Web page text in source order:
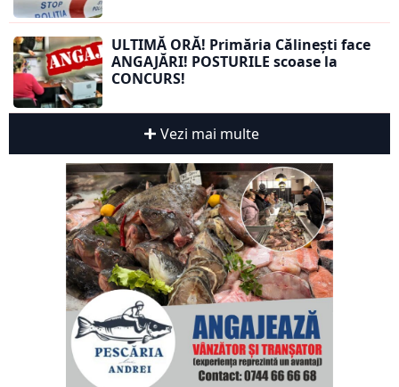
ULTIMĂ ORĂ! Primăria Călinești face
ANGAJĂRI! POSTURILE scoase la
CONCURS!
Vezi mai multe